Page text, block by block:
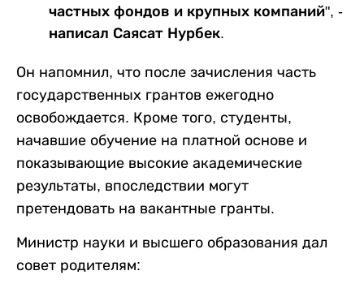
частных фондов и крупных компаний", -
написал Саясат Нурбек.
Он напомнил, что после зачисления часть
государственных грантов ежегодно
освобождается. Кроме того, студенты,
начавшие обучение на платной основе и
показывающие высокие академические
результаты, впоследствии могут
претендовать на вакантные гранты.
Министр науки и высшего образования дал
совет родителям: